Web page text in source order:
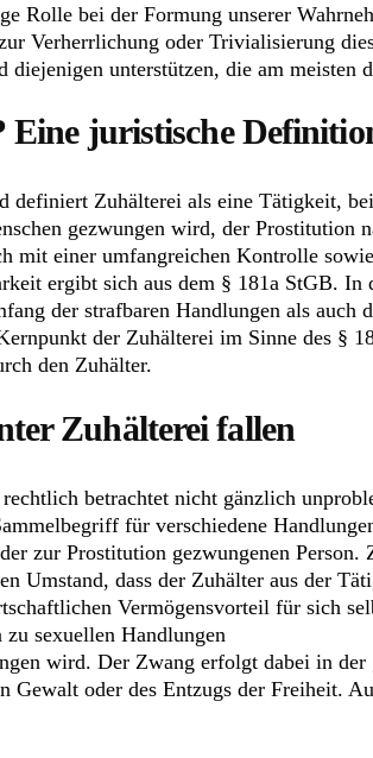
Rolle bei der Formung unserer
Verherrlichung oder Trivialisierung
diejenigen unterstützen, die am meisten
Eine juristische
definiert Zuhälterei als eine Tätigkeit,
gezwungen wird, der Prostitution
mit einer umfangreichen Kontrolle sowie
ergibt sich aus dem § 181a StGB. In
der strafbaren Handlungen als auch
der Zuhälterei im Sinne des §
den Zuhälter.
Zuhälterei fallen
betrachtet nicht gänzlich
für verschiedene
zur Prostitution gezwungenen Person.
Umstand, dass der Zuhälter aus der
Vermögensvorteil für sich
zu sexuellen Handlungen
wird. Der Zwang erfolgt dabei in der
Gewalt oder des Entzugs der Freiheit.